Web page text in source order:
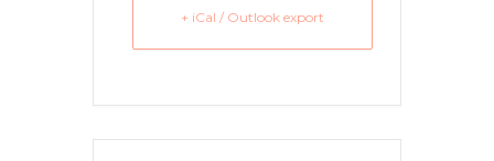
+ iCal / Outlook export